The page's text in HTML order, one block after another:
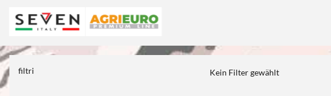
filtri Kein Filter gewählt